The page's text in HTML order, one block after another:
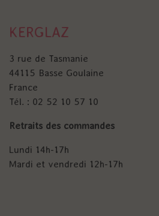
KERGLAZ
3 rue de Tasmanie
44115 Basse Goulaine
France
Tél. : 02 52 10 57 10
Retraits des commandes
Lundi 14h-17h
Mardi et vendredi 12h-17h